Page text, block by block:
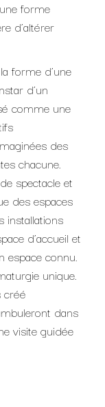
forme
d’altérer
forme d’une
d’un
comme une
des
chacune.
spectacle et
des espaces
installations
d’accueil et
espace connu.
unique.
créé
dans
visite guidée